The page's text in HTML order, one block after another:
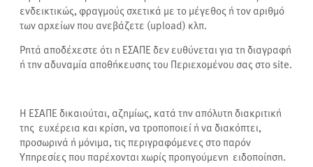
ενδεικτικώς, φραγμούς σχετικά με το μέγεθος ή τον αριθμό
των αρχείων που ανεβάζετε (upload) κλπ.
Ρητά αποδέχεστε ότι η ΕΣΑΠΕ δεν ευθύνεται για τη διαγραφή
ή την αδυναμία αποθήκευσης του Περιεχομένου σας στο site.
Η ΕΣΑΠΕ δικαιούται, αζημίως, κατά την απόλυτη διακριτική
της ευχέρεια και κρίση, να τροποποιεί ή να διακόπτει,
προσωρινά ή μόνιμα, τις περιγραφόμενες στο παρόν
Υπηρεσίες που παρέχονται χωρίς προηγούμενη ειδοποίηση.